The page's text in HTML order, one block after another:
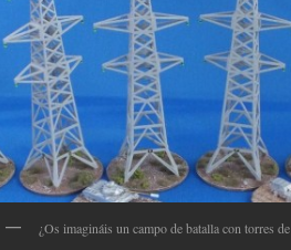
¿Os imagináis un campo de batalla con torres de